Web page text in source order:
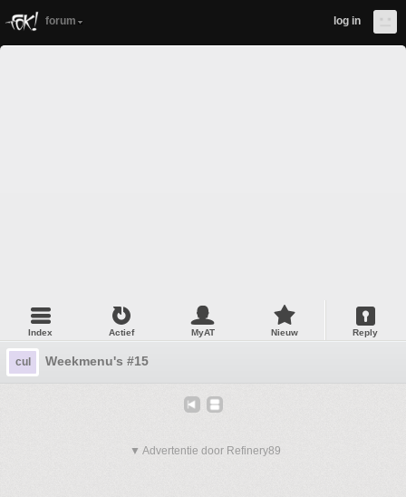
forum log in
Index Actief MyAT Nieuw Reply
cul Weekmenu's #15
▼ Advertentie door Refinery89